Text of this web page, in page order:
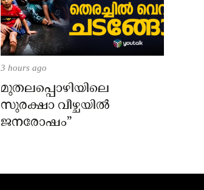
3 hours ago
മുതലപ്പൊഴിയിലെ
സുരക്ഷാ വീഴ്ചയിൽ
ജനരോഷം”